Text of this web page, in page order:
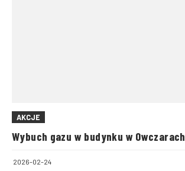
AKCJE
Wybuch gazu w budynku w Owczarach
2026-02-24